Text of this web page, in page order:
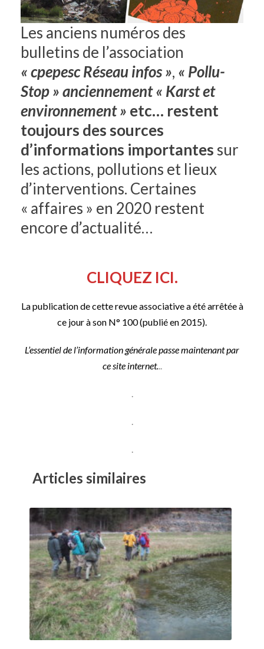
Les anciens numéros des
bulletins de l’association
« cpepesc Réseau infos », « Pollu-
Stop » anciennement « Karst et
environnement » etc… restent
toujours des sources
d’informations importantes sur
les actions, pollutions et lieux
d’interventions. Certaines
« affaires » en 2020 restent
encore d’actualité…
CLIQUEZ ICI.
La publication de cette revue associative a été arrêtée à
ce jour à son N° 100 (publié en 2015).
L’essentiel de l’information générale passe maintenant par
ce site internet...
.
.
.
Articles similaires